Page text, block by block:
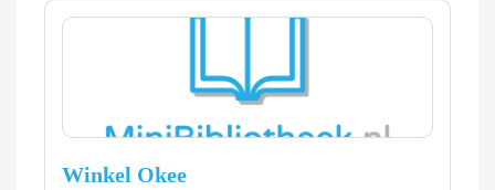
Winkel Okee